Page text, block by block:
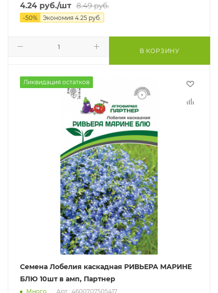
4.24 руб./шт 8.49руб.
-50% Экономия 4.25 руб.
В КОРЗИНУ
Ликвидация остатков
Семена Лобелия каскадная РИВЬЕРА МАРИНЕ
БЛЮ 10шт в амп, Партнер
Много Арт.: 4600707505417